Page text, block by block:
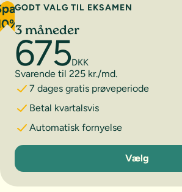
GODT VALG TIL EKSAMEN
3 måneder
675DKK
Svarende til 225 kr./md.
7 dages gratis prøveperiode
Betal kvartalsvis
Automatisk fornyelse
3 måneder
Vælg